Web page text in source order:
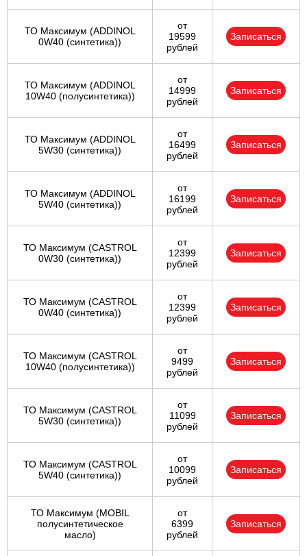
ТО Максимум (ADDINOL
0W40 (синтетика))
от
19599
рублей
Записаться
ТО Максимум (ADDINOL
10W40 (полусинтетика))
от
14999
рублей
Записаться
ТО Максимум (ADDINOL
5W30 (синтетика))
от
16499
рублей
Записаться
ТО Максимум (ADDINOL
5W40 (синтетика))
от
16199
рублей
Записаться
ТО Максимум (CASTROL
0W30 (синтетика))
от
12399
рублей
Записаться
ТО Максимум (CASTROL
0W40 (синтетика))
от
12399
рублей
Записаться
ТО Максимум (CASTROL
10W40 (полусинтетика))
от
9499
рублей
Записаться
ТО Максимум (CASTROL
5W30 (синтетика))
от
11099
рублей
Записаться
ТО Максимум (CASTROL
5W40 (синтетика))
от
10099
рублей
Записаться
ТО Максимум (MOBIL
полуcинтетическое
масло)
от
6399
рублей
Записаться